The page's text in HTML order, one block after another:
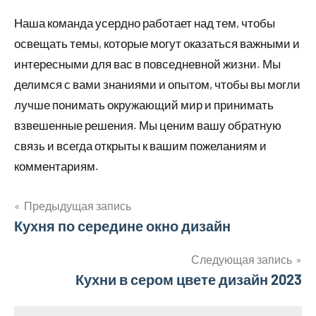
Наша команда усердно работает над тем, чтобы
освещать темы, которые могут оказаться важными и
интересными для вас в повседневной жизни. Мы
делимся с вами знаниями и опытом, чтобы вы могли
лучше понимать окружающий мир и принимать
взвешенные решения. Мы ценим вашу обратную
связь и всегда открыты к вашим пожеланиям и
комментариям.
Навигация
записям
Предыдущая запись
Кухня по середине окно дизайн
Следующая запись
Кухни в сером цвете дизайн 2023